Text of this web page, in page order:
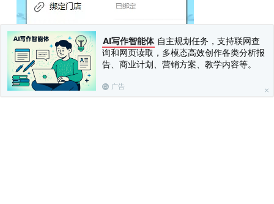
AI写作智能体 自主规划任务，支持联网查
询和网页读取，多模态高效创作各类分析报
告、商业计划、营销方案、教学内容等。
广告